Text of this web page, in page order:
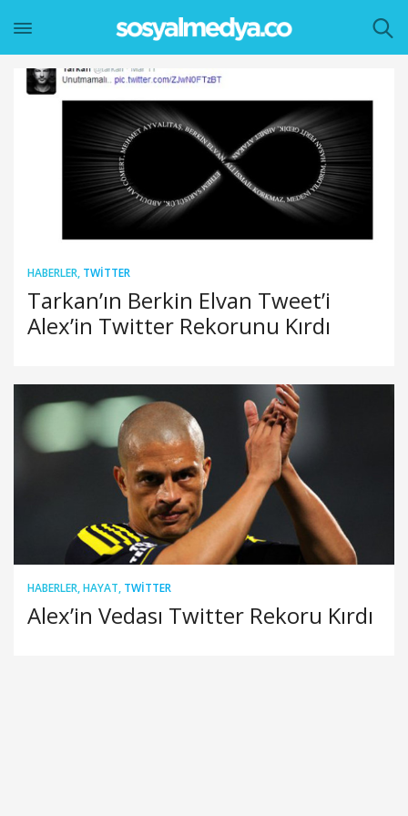
HABERLER, TWITTER
Tarkan’ın Berkin Elvan Tweet’i
Alex’in Twitter Rekorunu Kırdı
HABERLER,HAYAT, TWITTER
Alex’in Vedası Twitter Rekoru Kırdı